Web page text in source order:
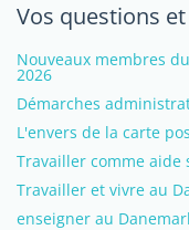
Vos questions
Nouveaux membres
2026
Démarches
L'envers de la carte
Travailler comme aide
Travailler et vivre au
enseigner au